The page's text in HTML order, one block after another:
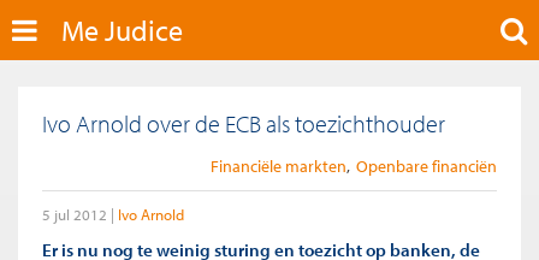
Me Judice
Ivo Arnold over de ECB als toezichthouder
Financiële markten Openbare financiën
5 jul 2012 Ivo Arnold
Er is nu nog te weinig sturing en toezicht op banken, de